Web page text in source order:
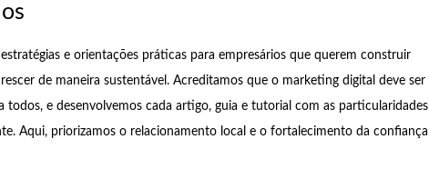
e orientações práticas para empresários que querem construir
de maneira sustentável. Acreditamos que o marketing digital deve ser
todos, e desenvolvemos cada artigo, guia e tutorial com as particularidades
Aqui, priorizamos o relacionamento local e o fortalecimento da confiança